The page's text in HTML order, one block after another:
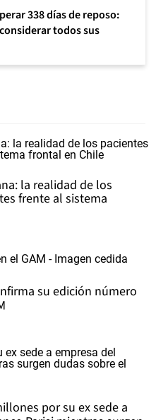
338 días de reposo:
todos sus
la realidad de los
frente al sistema
su edición número
por su ex sede a